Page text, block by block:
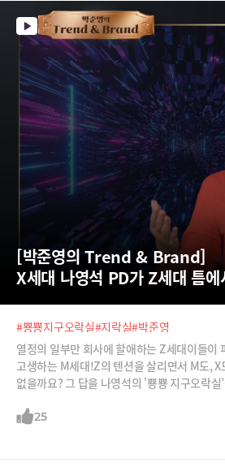
[박준영의 Trend & Brand]
X세대 나영석 PD가 Z세대 틈
#뿅뿅지구오락실#지락실#박준영
열정의 일부만 회사에 할애하는 Z세대이들이
고생하는 M세대!Z의 텐션을 살리면서 M도,
없을까요? 그 답을 나영석의 '뿅뿅 지구오락실
25